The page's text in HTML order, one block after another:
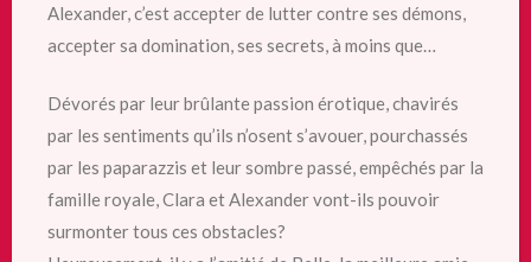
Alexander, c’est accepter de lutter contre ses démons,
accepter sa domination, ses secrets, à moins que…
Dévorés par leur brûlante passion érotique, chavirés
par les sentiments qu’ils n’osent s’avouer, pourchassés
par les paparazzis et leur sombre passé, empêchés par la
famille royale, Clara et Alexander vont-ils pouvoir
surmonter tous ces obstacles?